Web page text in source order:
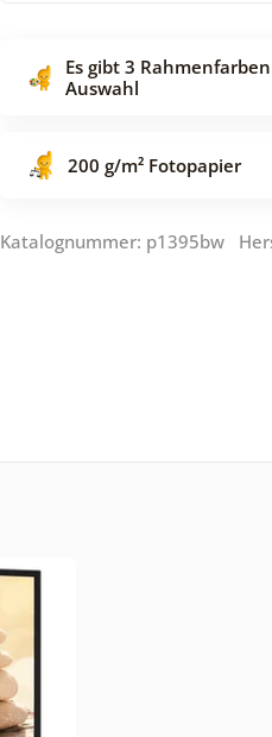
Es gibt 3
Auswahl
200 g/m² Fotopapier
Katalognummer: p1395bw